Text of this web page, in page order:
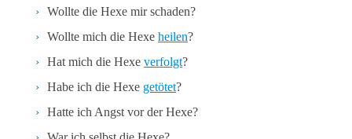
Wollte die Hexe mir schaden?
Wollte mich die Hexe heilen?
Hat mich die Hexe verfolgt?
Habe ich die Hexe getötet?
Hatte ich Angst vor der Hexe?